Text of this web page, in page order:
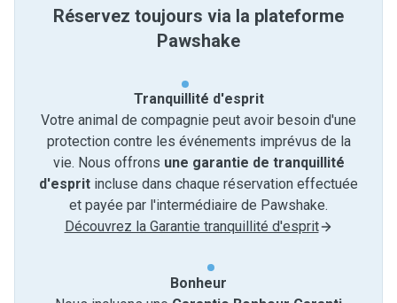
Réservez toujours via la plateforme
Pawshake
Tranquillité d'esprit
Votre animal de compagnie peut avoir besoin d'une
protection contre les événements imprévus de la
vie. Nous offrons une garantie de tranquillité
d'esprit incluse dans chaque réservation effectuée
et payée par l'intermédiaire de Pawshake.
Découvrez la Garantie tranquillité d'esprit
Bonheur